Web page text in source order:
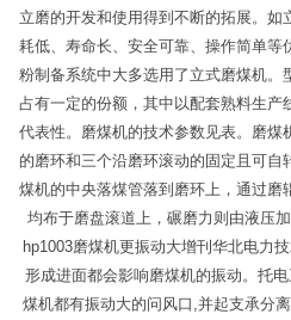
立磨的开发和使用得到不断的拓展。
耗低、寿命长、安全可靠、操作简单等
粉制备系统中大多选用了立式磨煤机。
占有一定的份额，其中以配套熟料生产
代表性。磨煤机的技术参数见表。磨煤
的磨环和三个沿磨环滚动的固定且可自
煤机的中央落煤管落到磨环上，通过磨
均布于磨盘滚道上，碾磨力则由液压
hp1003磨煤机更振动大增刊华北电力
形成进面都会影响磨煤机的振动。托
煤机都有振动大的问风口,并起支承分